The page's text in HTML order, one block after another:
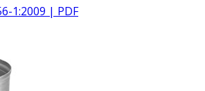
1:2009 | PDF